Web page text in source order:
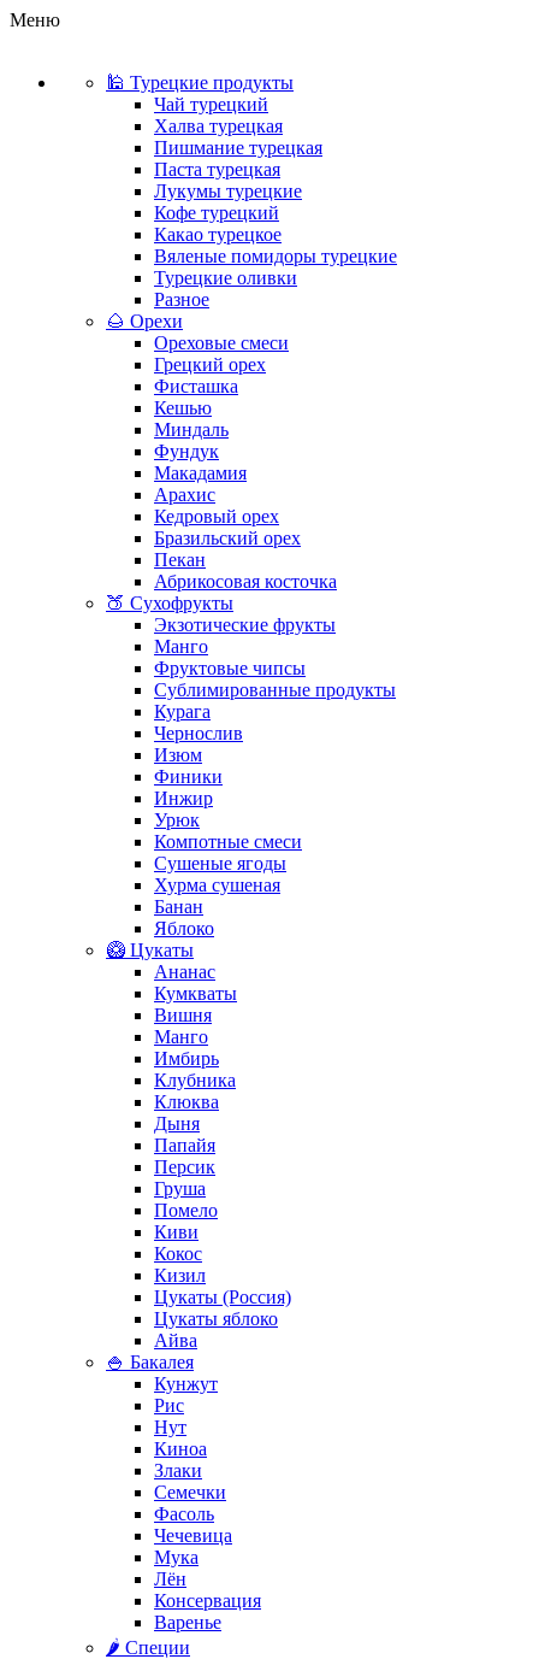
Меню
🕌 Турецкие продукты
Чай турецкий
Халва турецкая
Пишмание турецкая
Паста турецкая
Лукумы турецкие
Кофе турецкий
Какао турецкое
Вяленые помидоры турецкие
Турецкие оливки
Разное
🌰 Орехи
Ореховые смеси
Грецкий орех
Фисташка
Кешью
Миндаль
Фундук
Макадамия
Арахис
Кедровый орех
Бразильский орех
Пекан
Абрикосовая косточка
🍑 Сухофрукты
Экзотические фрукты
Манго
Фруктовые чипсы
Сублимированные продукты
Курага
Чернослив
Изюм
Финики
Инжир
Урюк
Компотные смеси
Сушеные ягоды
Хурма сушеная
Банан
Яблоко
🥝 Цукаты
Ананас
Кумкваты
Вишня
Манго
Имбирь
Клубника
Клюква
Дыня
Папайя
Персик
Груша
Помело
Киви
Кокос
Кизил
Цукаты (Россия)
Цукаты яблоко
Айва
🍚 Бакалея
Кунжут
Рис
Нут
Киноа
Злаки
Семечки
Фасоль
Чечевица
Мука
Лён
Консервация
Варенье
🌶️ Специи